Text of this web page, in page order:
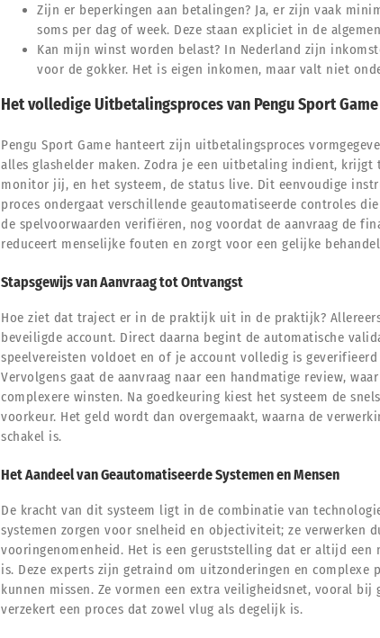
Zijn er beperkingen aan betalingen? Ja, er zijn vaak
soms per dag of week. Deze staan expliciet in de
Kan mijn winst worden belast? In Nederland zijn
voor de gokker. Het is eigen inkomen, maar valt niet
Het volledige Uitbetalingsproces van Pengu Sport
Pengu Sport Game hanteert zijn uitbetalingsproces
alles glashelder maken. Zodra je een uitbetaling indient, krijgt
monitor jij, en het systeem, de status live. Dit eenvoudige
proces ondergaat verschillende geautomatiseerde controles
de spelvoorwaarden verifiëren, nog voordat de aanvraag de
reduceert menselijke fouten en zorgt voor een gelijke
Stapsgewijs van Aanvraag tot Ontvangst
Hoe ziet dat traject er in de praktijk uit in de praktijk?
beveiligde account. Direct daarna begint de automatische
speelvereisten voldoet en of je account volledig is
Vervolgens gaat de aanvraag naar een handmatige review,
complexere winsten. Na goedkeuring kiest het systeem de
voorkeur. Het geld wordt dan overgemaakt, waarna de
schakel is.
Het Aandeel van Geautomatiseerde Systemen en Mensen
De kracht van dit systeem ligt in de combinatie van
systemen zorgen voor snelheid en objectiviteit; ze verwerken
vooringenomenheid. Het is een geruststelling dat er altijd
is. Deze experts zijn getraind om uitzonderingen en complexe
kunnen missen. Ze vormen een extra veiligheidsnet, vooral
verzekert een proces dat zowel vlug als degelijk is.